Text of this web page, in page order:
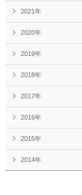
2021年
2020年
2019年
2018年
2017年
2016年
2015年
2014年